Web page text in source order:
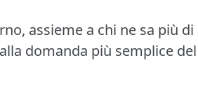
assieme a chi ne sa più
domanda più semplice